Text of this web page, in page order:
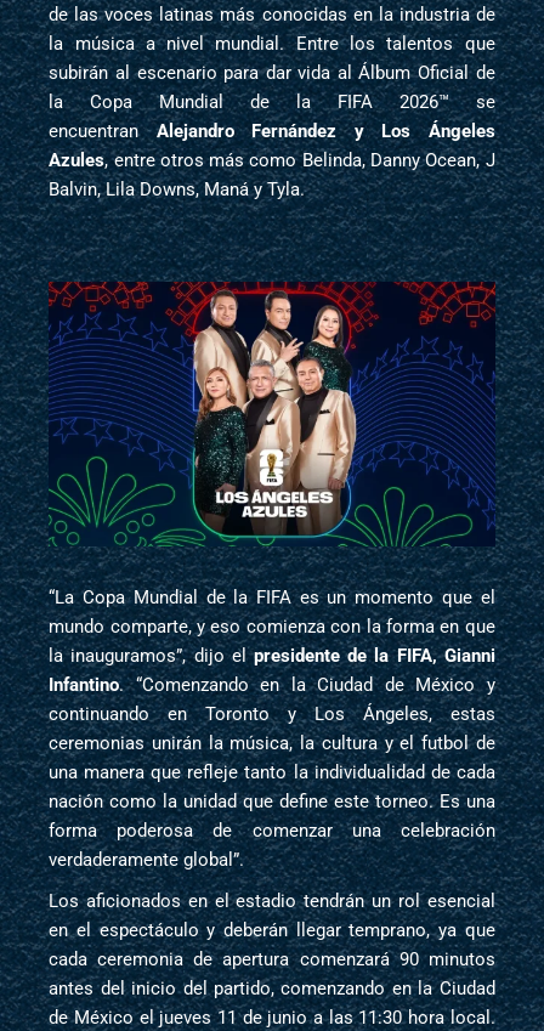
de las voces latinas más conocidas en la industria de
la música a nivel mundial. Entre los talentos que
subirán al escenario para dar vida al Álbum Oficial de
la Copa Mundial de la FIFA 2026™ se
encuentranAlejandro Fernández y Los Ángeles
Azules, entre otros más como Belinda, Danny Ocean, J
Balvin, Lila Downs, Maná y Tyla.
“La Copa Mundial de la FIFA es un momento que el
mundo comparte, y eso comienza con la forma en que
la inauguramos”, dijo elpresidente de la FIFA, Gianni
Infantino. “Comenzando en la Ciudad de México y
continuando en Toronto y Los Ángeles, estas
ceremonias unirán la música, la cultura y el futbol de
una manera que refleje tanto la individualidad de cada
nación como la unidad que define este torneo. Es una
forma poderosa de comenzar una celebración
verdaderamente global”.
Los aficionados en el estadio tendrán un rol esencial
en el espectáculo y deberán llegar temprano, ya que
cada ceremonia de apertura comenzará 90 minutos
antes del inicio del partido, comenzando en la Ciudad
de México el jueves 11 de junio a las 11:30 hora local.